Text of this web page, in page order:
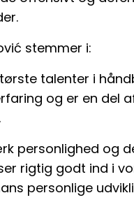
stemmer i:
talenter i
og er en del
personlighed og
rigtig godt ind i
personlige